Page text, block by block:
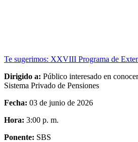
Te sugerimos: XXVIII Programa de
Dirigido a: Público interesado en
Sistema Privado de Pensiones
Fecha: 03 de junio de 2026
Hora: 3:00 p. m.
Ponente: SBS